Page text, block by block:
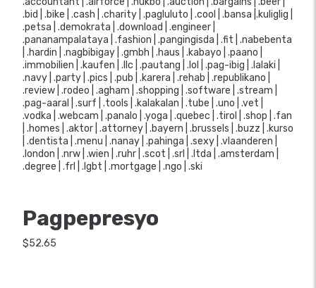
.bid | .bike | .cash | .charity | .pagluluto | .cool | .bansa |.kuliglig |
.petsa | .demokrata | .download | .engineer |
.pananampalataya | .fashion | .pangingisda | .fit | .nabebenta
| .hardin | .nagbibigay | .gmbh | .haus | .kabayo | .paano |
.immobilien | .kaufen | .llc | .pautang | .lol | .pag-ibig | .lalaki |
.navy | .party | .pics | .pub | .karera | .rehab | .republikano |
.review | .rodeo | .agham | .shopping | .software | .stream |
.pag-aaral | .surf | .tools | .kalakalan | .tube | .uno | .vet |
.vodka | .webcam | .panalo | .yoga | .quebec | .tirol | .shop | .fan
| .homes | .aktor | .attorney | .bayern | .brussels | .buzz | .kurso
| .dentista | .menu | .nanay | .pahinga | .sexy | .vlaanderen |
.london | .nrw | .wien | .ruhr | .scot | .srl | .ltda | .amsterdam |
.degree | .frl | .lgbt | .mortgage | .ngo | .ski
Pagpepresyo
$52.65